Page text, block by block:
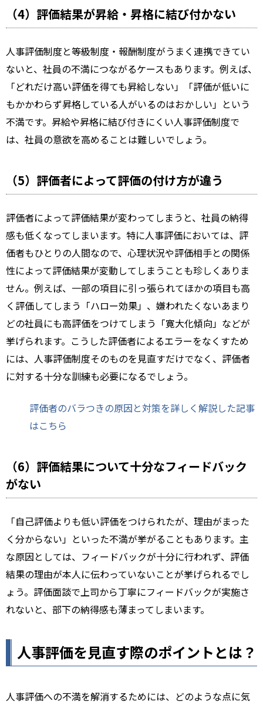
（4）評価結果が昇給・昇格に結び付かない
人事評価制度と等級制度・報酬制度がうまく連携できてい
ないと、社員の不満につながるケースもあります。例えば、
「どれだけ高い評価を得ても昇給しない」「評価が低いに
もかかわらず昇格している人がいるのはおかしい」という
不満です。昇給や昇格に結び付きにくい人事評価制度で
は、社員の意欲を高めることは難しいでしょう。
（5）評価者によって評価の付け方が違う
評価者によって評価結果が変わってしまうと、社員の納得
感も低くなってしまいます。特に人事評価においては、評
価者もひとりの人間なので、心理状況や評価相手との関係
性によって評価結果が変動してしまうことも珍しくありま
せん。例えば、一部の項目に引っ張られてほかの項目も高
く評価してしまう「ハロー効果」、嫌われたくないあまり
どの社員にも高評価をつけてしまう「寛大化傾向」などが
挙げられます。こうした評価者によるエラーをなくすため
には、人事評価制度そのものを見直すだけでなく、評価者
に対する十分な訓練も必要になるでしょう。
評価者のバラつきの原因と対策を詳しく解説した記事
はこちら
（6）評価結果について十分なフィードバック
がない
「自己評価よりも低い評価をつけられたが、理由がまった
く分からない」といった不満が挙がることもあります。主
な原因としては、フィードバックが十分に行われず、評価
結果の理由が本人に伝わっていないことが挙げられるでし
ょう。評価面談で上司から丁寧にフィードバックが実施さ
れないと、部下の納得感も薄まってしまいます。
人事評価を見直す際のポイントとは？
人事評価への不満を解消するためには、どのような点に気